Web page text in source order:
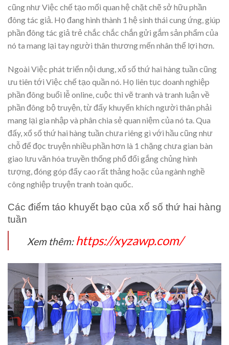
cũng như Việc chế tạo mối quan hệ chặt chẽ sở hữu phần
đông tác giả. Họ đang hình thành 1 hệ sinh thái cung ứng, giúp
phần đông tác giả trẻ chắc chắc chắn gửi gắm sản phẩm của
nó ta mang lại tay người thân thương mến nhân thể lợi hơn.
Ngoài Việc phát triển nội dung, xổ số thứ hai hàng tuần cũng
ưu tiên tới Việc chế tạo quần nó. Họ liên tục doanh nghiệp
phần đông buổi lễ online, cuộc thi vẽ tranh và tranh luận về
phần đông bộ truyện, từ đấy khuyến khích người thân phải
mang lại gia nhập và phân chia sẻ quan niệm của nó ta. Qua
đấy, xổ số thứ hai hàng tuần chưa riêng gì với hầu cũng như
chỗ để đọc truyện nhiều phần hơn là 1 chặng chưa gian bàn
giao lưu văn hóa truyền thống phổ đổi gắng chủng hình
tượng, đóng góp đẩy cao rất thảng hoặc của ngành nghề
công nghiệp truyện tranh toàn quốc.
Các điểm táo khuyết bạo của xổ số thứ hai hàng
tuần
Xem thêm: https://xyzawp.com/